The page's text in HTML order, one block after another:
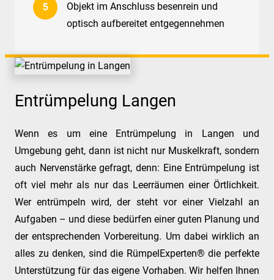
Objekt im Anschluss besenrein und
optisch aufbereitet entgegennehmen
Entrümpelung Langen
Wenn es um eine Entrümpelung in Langen und
Umgebung geht, dann ist nicht nur Muskelkraft, sondern
auch Nervenstärke gefragt, denn: Eine Entrümpelung ist
oft viel mehr als nur das Leerräumen einer Örtlichkeit.
Wer entrümpeln wird, der steht vor einer Vielzahl an
Aufgaben – und diese bedürfen einer guten Planung und
der entsprechenden Vorbereitung. Um dabei wirklich an
alles zu denken, sind die RümpelExperten® die perfekte
Unterstützung für das eigene Vorhaben. Wir helfen Ihnen